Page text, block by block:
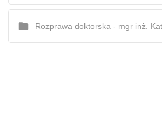
Rozprawa doktorska - mgr inż.